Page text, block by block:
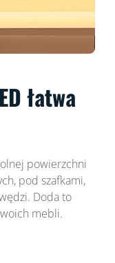
łatwa
powierzchni
pod szafkami,
Doda to
mebli.